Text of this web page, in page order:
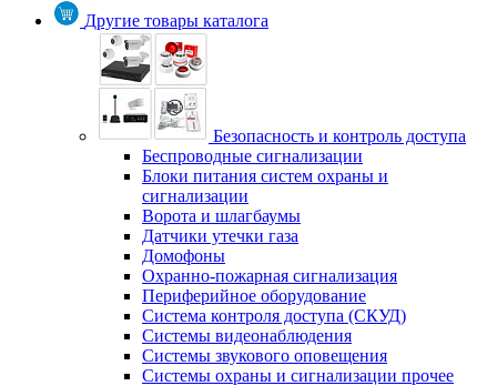
Другие товары каталога
Безопасность и контроль доступа
Беспроводные сигнализации
Блоки питания систем охраны и
сигнализации
Ворота и шлагбаумы
Датчики утечки газа
Домофоны
Охранно-пожарная сигнализация
Периферийное оборудование
Система контроля доступа (СКУД)
Системы видеонаблюдения
Системы звукового оповещения
Системы охраны и сигнализации прочее